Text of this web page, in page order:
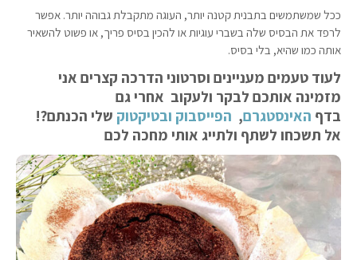
ככל שמשתמשים בתבנית קטנה יותר, העוגה מתקבלת גבוהה יותר. אפשר
לרפד את הבסיס שלה בשברי עוגיות או להכין בסיס פריך, או פשוט להשאיר
אותה כמו שהיא, בלי בסיס.
לעוד טעמים מעניינים וסרטוני הדרכה קצרים אני
מזמינה אותכם לבקר ולעקוב אחרי גם
בדף האינסטגרם, הפייסבוק ובטיקטוק שלי הכנתם?!
אל תשכחו לשתף ולתייג אותי מחכה לכם